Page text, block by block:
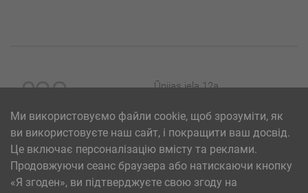
Ūnijas iela 12a,
Ми використовуємо файли cookie, щоб зрозуміти, як
ви використовуєте наш сайт, і покращити ваш досвід.
Це включає персоналізацію вмісту та реклами.
Продовжуючи сеанс браузера або натискаючи кнопку
«Я згоден», ви підтверджуєте свою згоду на